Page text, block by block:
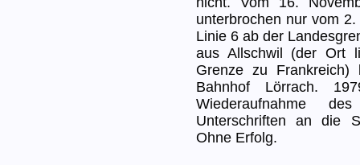
unterbrochen nur vom
Linie 6 ab der
aus Allschwil (der Ort
Grenze zu
Bahnhof Lörrach.
Wiederaufnahme
Unterschriften an die
Ohne Erfolg.